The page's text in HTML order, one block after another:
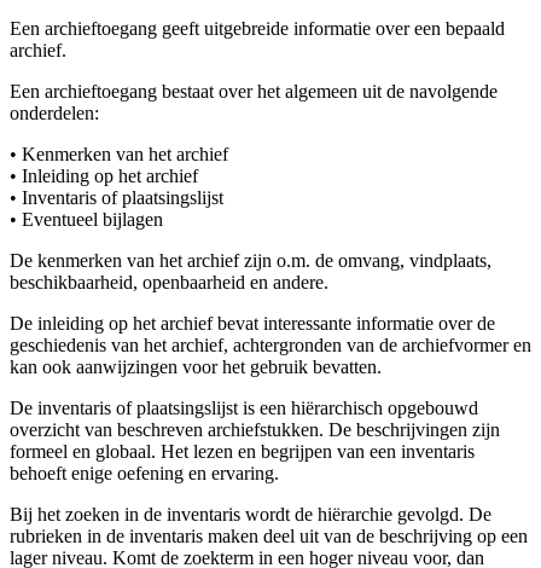
Een archieftoegang geeft uitgebreide informatie over een bepaald
archief.
Een archieftoegang bestaat over het algemeen uit de navolgende
onderdelen:
• Kenmerken van het archief
• Inleiding op het archief
• Inventaris of plaatsingslijst
• Eventueel bijlagen
De kenmerken van het archief zijn o.m. de omvang, vindplaats,
beschikbaarheid, openbaarheid en andere.
De inleiding op het archief bevat interessante informatie over de
geschiedenis van het archief, achtergronden van de archiefvormer en
kan ook aanwijzingen voor het gebruik bevatten.
De inventaris of plaatsingslijst is een hiërarchisch opgebouwd
overzicht van beschreven archiefstukken. De beschrijvingen zijn
formeel en globaal. Het lezen en begrijpen van een inventaris
behoeft enige oefening en ervaring.
Bij het zoeken in de inventaris wordt de hiërarchie gevolgd. De
rubrieken in de inventaris maken deel uit van de beschrijving op een
lager niveau. Komt de zoekterm in een hoger niveau voor, dan